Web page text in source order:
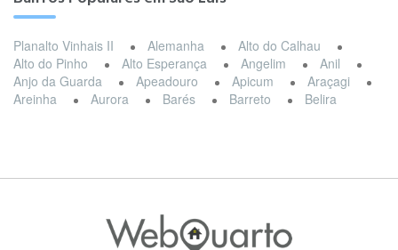
Planalto Vinhais II Alemanha
Alto do Calhau
Alto do Pinho
Alto Esperança Angelim
Anil
Anjo da Guarda
Apeadouro Apicum
Araçagi
Areinha
Aurora Barés Barreto Belira